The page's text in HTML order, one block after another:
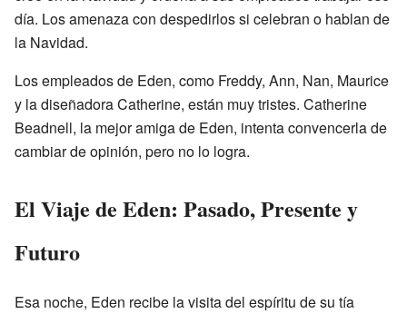
día. Los amenaza con despedirlos si celebran o hablan de
la Navidad.
Los empleados de Eden, como Freddy, Ann, Nan, Maurice
y la diseñadora Catherine, están muy tristes. Catherine
Beadnell, la mejor amiga de Eden, intenta convencerla de
cambiar de opinión, pero no lo logra.
El Viaje de Eden: Pasado, Presente y
Futuro
Esa noche, Eden recibe la visita del espíritu de su tía